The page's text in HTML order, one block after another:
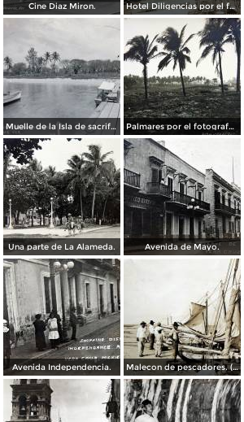
Cine Diaz Miron. Hotel Diligencias por el fotografo Walter E Hadsell. ( Circulada el 17 de Febrero de 1914 ).
Muelle de la Isla de sacrificios. Palmares por el fotografo Hugo Brehme.
Una parte de La Alameda. Avenida de Mayo.
Avenida Independencia. Malecon de pescadores. ( Circulada el 12 de Agosto de 1911 ).